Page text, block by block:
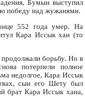
Бумын выступил
победу над жужанями.
552 года умер. На
Кара Иссык хан (то
борьбу. Но в
потерпели полное
недолгое, Кара Иссык
сын его Шету был
брат Кара Иссык хана,